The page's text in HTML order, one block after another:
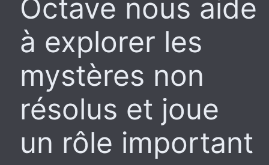
Octave nous aide
à explorer les
mystères non
résolus et joue
un rôle important